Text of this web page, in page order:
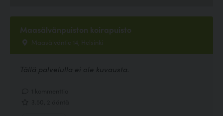
Maasälvänpuiston koirapuisto
Maasälväntie 14, Helsinki
Tällä palvelulla ei ole kuvausta.